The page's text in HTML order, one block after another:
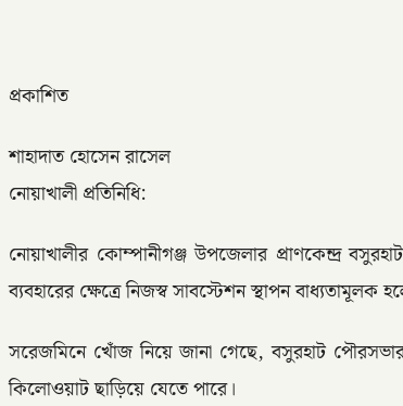
প্রকাশিত
শাহাদাত হোসেন রাসেল
নোয়াখালী প্রতিনিধি:
নোয়াখালীর কোম্পানীগঞ্জ উপজেলার প্রাণকেন্দ্র
ব্যবহারের ক্ষেত্রে নিজস্ব সাবস্টেশন স্থাপন
সরেজমিনে খোঁজ নিয়ে জানা গেছে, বসুরহাট
কিলোওয়াট ছাড়িয়ে যেতে পারে।